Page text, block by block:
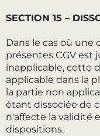
SECTION 15 –
Dans le cas où
présentes CGV est
inapplicable, cette
applicable dans la
la partie non
étant dissociée de
n'affecte la validité
dispositions.